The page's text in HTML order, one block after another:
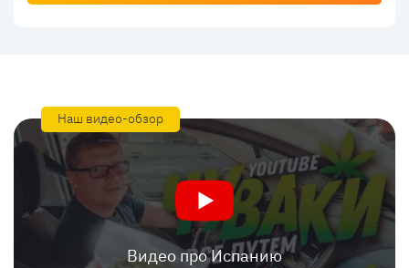
Наш видео-обзор
Видео про Испанию